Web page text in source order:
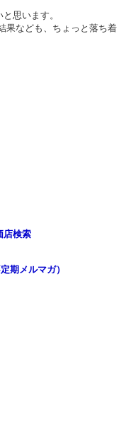
思います。
果なども、ちょっと落ち着
店検索
期メルマガ）